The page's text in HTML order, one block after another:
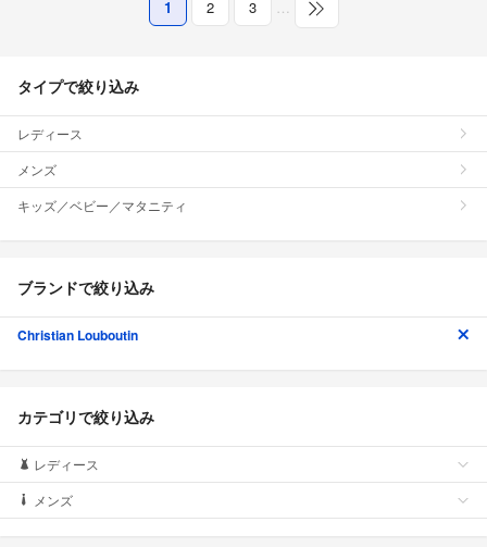
1 2 3 …
タイプで絞り込み
レディース
メンズ
キッズ／ベビー／マタニティ
ブランドで絞り込み
Christian Louboutin
カテゴリで絞り込み
レディース
メンズ